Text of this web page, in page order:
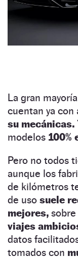
La gran
cuentan ya con
su mecánicas.
modelos 100%
Pero no todos
aunque los
de kilómetros
de uso suele
mejores,
viajes
datos
tomados con